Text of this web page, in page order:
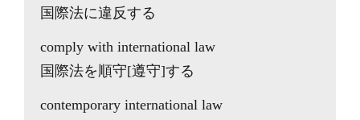
国際法に違反する
comply with international law
国際法を順守[遵守]する
contemporary international law